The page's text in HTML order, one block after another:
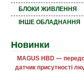
БЛОКИ ЖИВЛЕННЯ
ІНШЕ ОБЛАДНАННЯ
Новинки
MAGUS HBD —
датчик присутності